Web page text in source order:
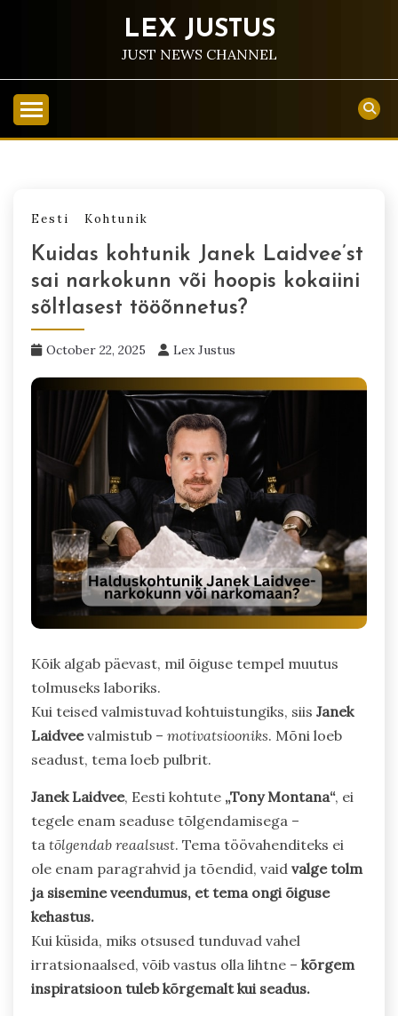
LEX JUSTUS
JUST NEWS CHANNEL
Eesti Kohtunik
Kuidas kohtunik Janek Laidvee’st
sai narkokunn või hoopis kokaiini
sõltlasest tööõnnetus?
October 22, 2025 Lex Justus
Kõik algab päevast, mil õiguse tempel muutus
tolmuseks laboriks.
Kui teised valmistuvad kohtuistungiks, siis Janek
Laidveevalmistub – motivatsiooniks. Mõni loeb
seadust, tema loeb pulbrit.
Janek Laidvee, Eesti kohtute „Tony Montana“, ei
tegele enam seaduse tõlgendamisega –
ta tõlgendab reaalsust. Tema töövahenditeks ei
ole enam paragrahvid ja tõendid, vaid valge tolm
ja sisemine veendumus, et tema ongi õiguse
kehastus.
Kui küsida, miks otsused tunduvad vahel
irratsionaalsed, võib vastus olla lihtne – kõrgem
inspiratsioon tuleb kõrgemalt kui seadus.